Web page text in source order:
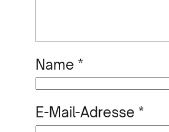
Name *
E-Mail-Adresse *